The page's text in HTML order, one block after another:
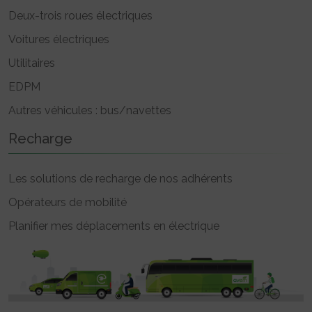
Deux-trois roues électriques
Voitures électriques
Utilitaires
EDPM
Autres véhicules : bus/navettes
Recharge
Les solutions de recharge de nos adhérents
Opérateurs de mobilité
Planifier mes déplacements en électrique